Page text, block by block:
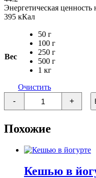
Энергетическая ценность
395 кКал
Вес
50 г
100 г
250 г
500 г
1 кг
Очистить
-
Количество
товара
Драже
рисовые
шарики
шоколадной
+
Похожие
Кешью в